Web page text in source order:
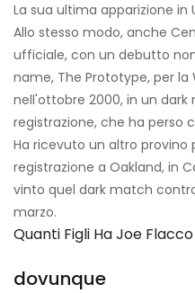
La sua ultima apparizione in
Allo stesso modo, anche
ufficiale, con un debutto
name, The Prototype, per la
nell'ottobre 2000, in un dark
registrazione, che ha perso
Ha ricevuto un altro provino
registrazione a Oakland, in
vinto quel dark match
marzo.
Quanti Figli Ha Joe Flacco
dovunque